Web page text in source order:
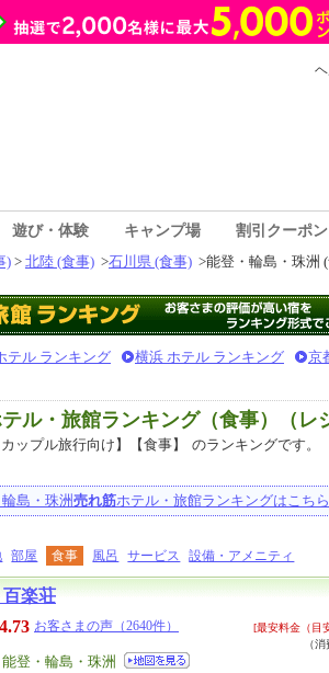
遊び・体験 キャンプ場 割引クーポン
) > 北陸 (食事) >石川県 (食事) >能登・輪島・珠洲
テル ランキング 横浜 ホテル ランキング 京
ル・旅館ランキング（食事）（レ
ップル旅行向け】【食事】
のランキングです。
島・珠洲売れ筋ホテル・旅館ランキングはこちら
部屋 食事 風呂 サービス 設備・アメニティ
楽荘
4.73 お客さまの声（2640件） [最安料金（目
（
登・輪島・珠洲